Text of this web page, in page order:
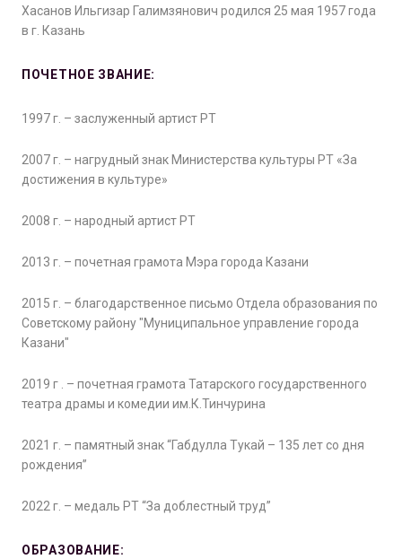
Хасанов Ильгизар Галимзянович родился 25 мая 1957 года
в г. Казань
ПОЧЕТНОЕ ЗВАНИЕ:
1997 г. – заслуженный артист РТ
2007 г. – нагрудный знак Министерства культуры РТ «За
достижения в культуре»
2008 г. – народный артист РТ
2013 г. – почетная грамота Мэра города Казани
2015 г. – благодарственное письмо Отдела образования по
Советскому району "Муниципальное управление города
Казани"
2019 г . – почетная грамота Татарского государственного
театра драмы и комедии им.К.Тинчурина
2021 г. – памятный знак “Габдулла Тукай – 135 лет со дня
рождения”
2022 г. – медаль РТ “За доблестный труд”
ОБРАЗОВАНИЕ: